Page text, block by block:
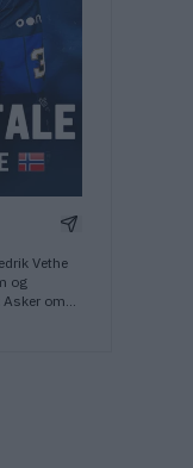
Del Instagram-
Vethe
og